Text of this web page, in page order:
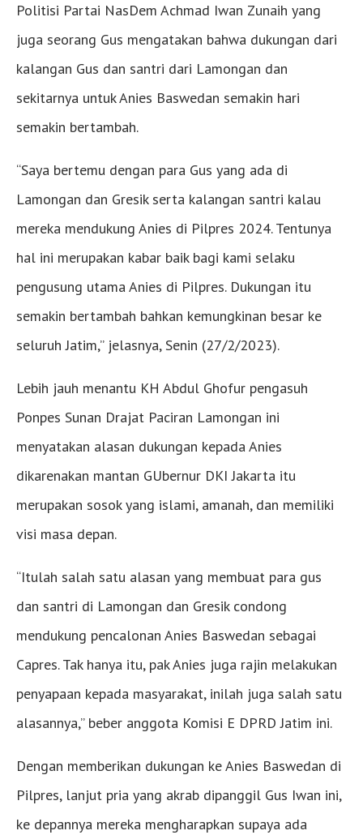
Politisi Partai NasDem Achmad Iwan Zunaih yang
juga seorang Gus mengatakan bahwa dukungan dari
kalangan Gus dan santri dari Lamongan dan
sekitarnya untuk Anies Baswedan semakin hari
semakin bertambah.
“Saya bertemu dengan para Gus yang ada di
Lamongan dan Gresik serta kalangan santri kalau
mereka mendukung Anies di Pilpres 2024. Tentunya
hal ini merupakan kabar baik bagi kami selaku
pengusung utama Anies di Pilpres. Dukungan itu
semakin bertambah bahkan kemungkinan besar ke
seluruh Jatim,” jelasnya, Senin (27/2/2023).
Lebih jauh menantu KH Abdul Ghofur pengasuh
Ponpes Sunan Drajat Paciran Lamongan ini
menyatakan alasan dukungan kepada Anies
dikarenakan mantan GUbernur DKI Jakarta itu
merupakan sosok yang islami, amanah, dan memiliki
visi masa depan.
“Itulah salah satu alasan yang membuat para gus
dan santri di Lamongan dan Gresik condong
mendukung pencalonan Anies Baswedan sebagai
Capres. Tak hanya itu, pak Anies juga rajin melakukan
penyapaan kepada masyarakat, inilah juga salah satu
alasannya,” beber anggota Komisi E DPRD Jatim ini.
Dengan memberikan dukungan ke Anies Baswedan di
Pilpres, lanjut pria yang akrab dipanggil Gus Iwan ini,
ke depannya mereka mengharapkan supaya ada